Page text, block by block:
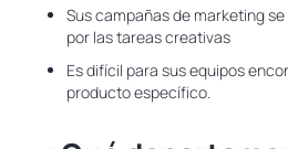
Sus campañas de marketing
por las tareas creativas
Es difícil para sus equipos
producto específico.